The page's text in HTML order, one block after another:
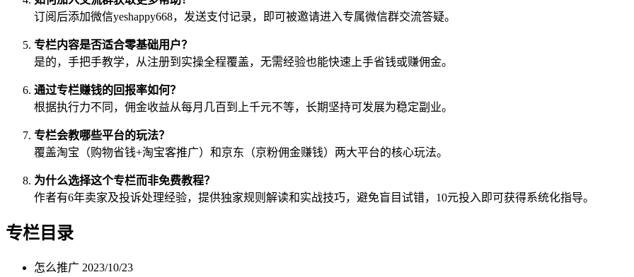
订阅后添加微信yeshappy668，发送支付记录，即可被邀请进入专属微信群交流答疑。
专栏内容是否适合零基础用户？
是的，手把手教学，从注册到实操全程覆盖，无需经验也能快速上手省钱或赚佣金。
通过专栏赚钱的回报率如何？
根据执行力不同，佣金收益从每月几百到上千元不等，长期坚持可发展为稳定副业。
专栏会教哪些平台的玩法？
覆盖淘宝（购物省钱+淘宝客推广）和京东（京粉佣金赚钱）两大平台的核心玩法。
为什么选择这个专栏而非免费教程？
作者有6年卖家及投诉处理经验，提供独家规则解读和实战技巧，避免盲目试错，10元投入即可获得系统化指导。
专栏目录
怎么推广 2023/10/23